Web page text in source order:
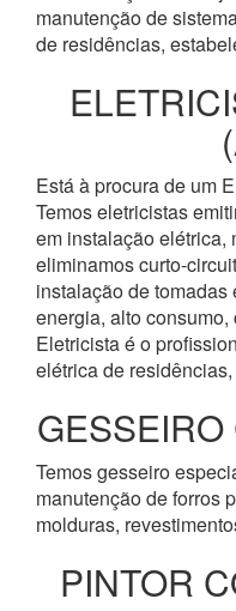
manutenção de
de residências,
Está à procura de um
Temos eletricistas
em instalação elétrica,
eliminamos curto-
instalação de tomadas
energia, alto
Eletricista é o
elétrica de
Temos gesseiro
manutenção de forros
molduras,
PINTOR